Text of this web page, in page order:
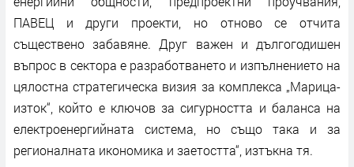
ПАВЕЦ и други проекти, но отново се отчита
съществено забавяне. Друг важен и дългогодишен
въпрос в сектора е разработването и изпълнението на
цялостна стратегическа визия за комплекса „Марица-
изток“, който е ключов за сигурността и баланса на
електроенергийната система, но също така и за
регионалната икономика и заетостта“, изтъкна тя.